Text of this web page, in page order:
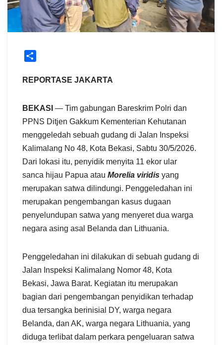
a
e
REPORTASE JAKARTA
BEKASI — Tim gabungan Bareskrim Polri dan
PPNS Ditjen Gakkum Kementerian Kehutanan
menggeledah sebuah gudang di Jalan Inspeksi
Kalimalang No 48, Kota Bekasi, Sabtu 30/5/2026.
Dari lokasi itu, penyidik menyita 11 ekor ular
sanca hijau Papua atau Morelia viridis yang
merupakan satwa dilindungi. Penggeledahan ini
merupakan pengembangan kasus dugaan
penyelundupan satwa yang menyeret dua warga
negara asing asal Belanda dan Lithuania.
Penggeledahan ini dilakukan di sebuah gudang di
Jalan Inspeksi Kalimalang Nomor 48, Kota
Bekasi, Jawa Barat. Kegiatan itu merupakan
bagian dari pengembangan penyidikan terhadap
dua tersangka berinisial DY, warga negara
Belanda, dan AK, warga negara Lithuania, yang
diduga terlibat dalam perkara pengeluaran satwa